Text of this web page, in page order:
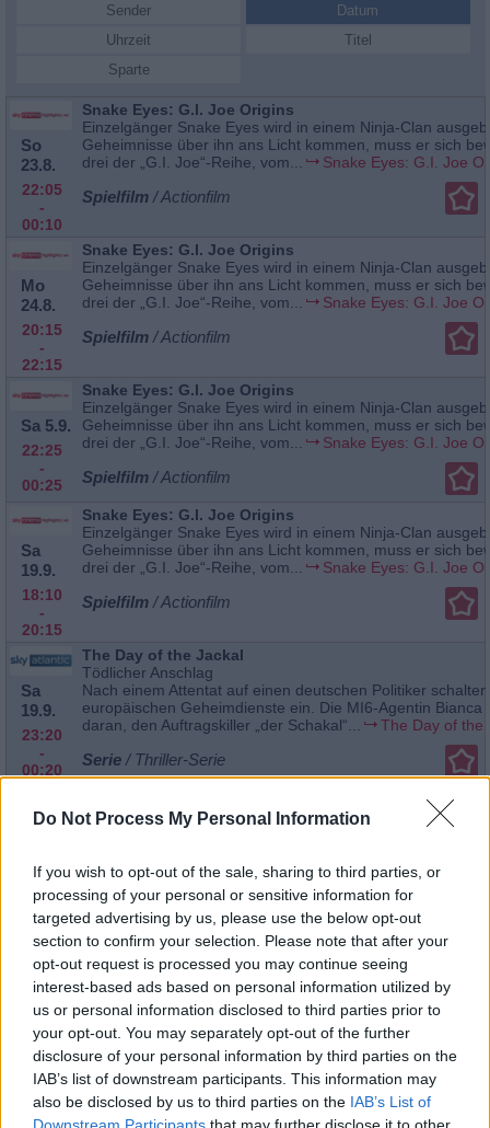
Do Not Process My Personal Information
If you wish to opt-out of the sale, sharing to third parties, or
processing of your personal or sensitive information for
targeted advertising by us, please use the below opt-out
section to confirm your selection. Please note that after your
opt-out request is processed you may continue seeing
interest-based ads based on personal information utilized by
us or personal information disclosed to third parties prior to
your opt-out. You may separately opt-out of the further
disclosure of your personal information by third parties on the
IAB’s list of downstream participants. This information may
also be disclosed by us to third parties on the IAB’s List of
Sender
Datum
Uhrzeit
Titel
Sparte
So
23.8.
22:05
-
00:10
Snake Eyes: G.I. Joe Origins
Einzelgänger Snake Eyes wird in einem Ninja-Clan
Geheimnisse über ihn ans Licht kommen, muss er sich
drei der „G.I. Joe“-Reihe, vom...
Snake Eyes: G.I. Joe
Spielfilm / Actionfilm
Mo
24.8.
20:15
-
22:15
Snake Eyes: G.I. Joe Origins
Einzelgänger Snake Eyes wird in einem Ninja-Clan
Geheimnisse über ihn ans Licht kommen, muss er sich
drei der „G.I. Joe“-Reihe, vom...
Snake Eyes: G.I. Joe
Spielfilm / Actionfilm
Sa 5.9.
22:25
-
00:25
Snake Eyes: G.I. Joe Origins
Einzelgänger Snake Eyes wird in einem Ninja-Clan
Geheimnisse über ihn ans Licht kommen, muss er sich
drei der „G.I. Joe“-Reihe, vom...
Snake Eyes: G.I. Joe
Spielfilm / Actionfilm
Sa
19.9.
18:10
-
20:15
Snake Eyes: G.I. Joe Origins
Einzelgänger Snake Eyes wird in einem Ninja-Clan
Geheimnisse über ihn ans Licht kommen, muss er sich
drei der „G.I. Joe“-Reihe, vom...
Snake Eyes: G.I. Joe
Spielfilm / Actionfilm
Sa
19.9.
23:20
-
00:20
The Day of the Jackal
Tödlicher Anschlag
Nach einem Attentat auf einen deutschen Politiker
europäischen Geheimdienste ein. Die MI6-Agentin Bianca
daran, den Auftragskiller „der Schakal“...
The Day of the
Serie / Thriller-Serie
03:00
-
03:50
Unter Druck
Vince und Bianca suchen in Budapest nach Normans
Gewehr für das nächste Attentat anfertigen...
The Day
Serie/ Thriller-Serie
So
20.9.
23:45
-
00:35
The Day of the Jackal
Ein gutes Menschengesicht
Bianca und Vince sind dem Schakal in Ungarn dicht auf
aber sie bekommen ihn nicht zu fassen. Sie werden nach
beordert, wo ein weiteres Attentat bevorstehen...
The
Jackal
Serie / Thriller-Serie
The Day of the Jackal
Der Hinterhalt